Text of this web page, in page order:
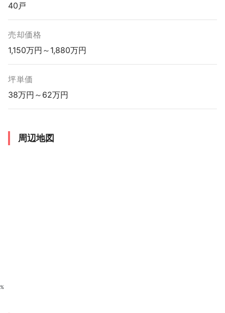
40戸
売却価格
1,150万円～1,880万円
坪単価
38万円～62万円
周辺地図
%